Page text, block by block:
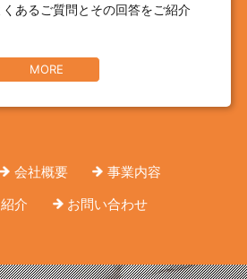
あるご質問とその回答をご紹介
MORE
会社概要
事業内容
介
お問い合わせ